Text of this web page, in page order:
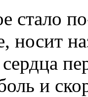
стало
носит
и